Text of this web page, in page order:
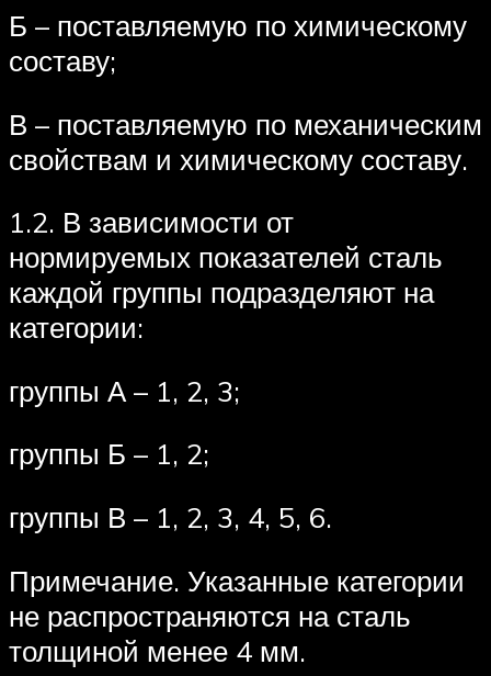
Б – поставляемую по химическому
составу;
В – поставляемую по механическим
свойствам и химическому составу.
1.2. В зависимости от
нормируемых показателей сталь
каждой группы подразделяют на
категории:
группы А – 1, 2, 3;
группы Б – 1, 2;
группы В – 1, 2, 3, 4, 5, 6.
Примечание. Указанные категории
не распространяются на сталь
толщиной менее 4 мм.